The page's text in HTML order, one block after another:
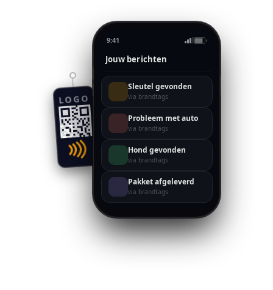
LOGO
9:41
Jouw berichten
Sleutel gevonden
via brandtags
Probleem met auto
via brandtags
Hond gevonden
via brandtags
Pakket afgeleverd
via brandtags